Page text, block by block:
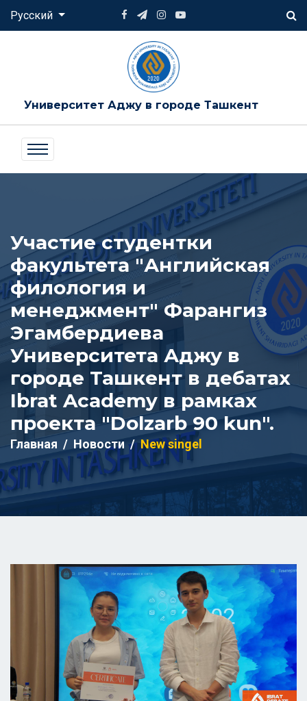
Русский
Университет Аджу в городе Ташкент
Участие студентки
факультета "Английская
филология и
менеджмент" Фарангиз
Эгамбердиева
Университета Аджу в
городе Ташкент в дебатах
Ibrat Academy в рамках
проекта "Dolzarb 90 kun".
Главная Новости New singel